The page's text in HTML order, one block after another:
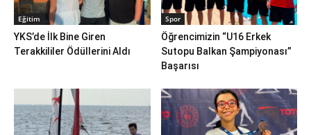
Eğitim
YKS’de İlk Bine Giren
Terakkililer Ödüllerini Aldı
Spor
Öğrencimizin “U16 Erkek
Sutopu Balkan Şampiyonası”
Başarısı